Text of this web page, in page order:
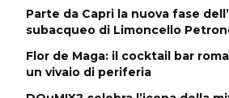
Parte da Capri la nuova fase
subacqueo di Limoncello
Flor de Maga: il cocktail bar
un vivaio di periferia